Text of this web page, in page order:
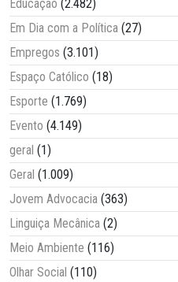
Educação (2.482)
Em Dia com a Política (27)
Empregos (3.101)
Espaço Católico (18)
Esporte (1.769)
Evento (4.149)
geral (1)
Geral (1.009)
Jovem Advocacia (363)
Linguiça Mecânica (2)
Meio Ambiente (116)
Olhar Social (110)